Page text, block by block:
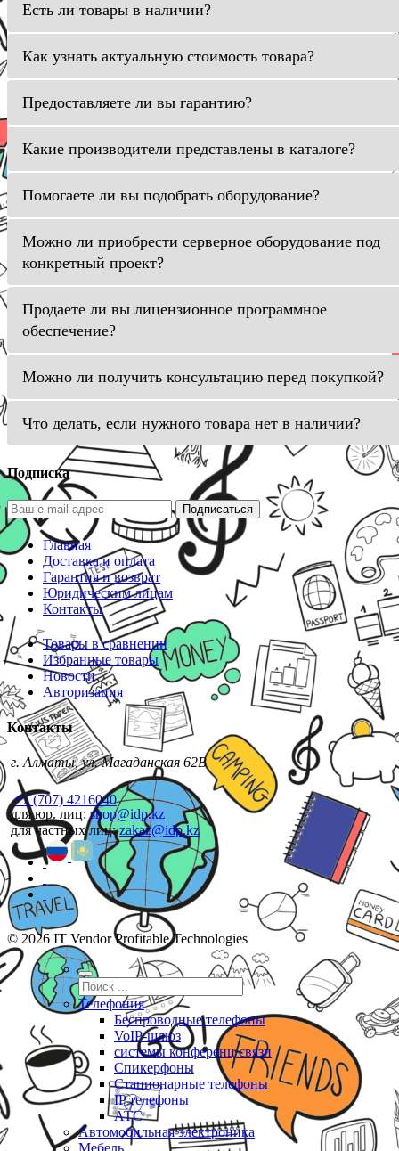
Есть ли товары в наличии?
Как узнать актуальную стоимость товара?
Предоставляете ли вы гарантию?
Какие производители представлены в каталоге?
Помогаете ли вы подобрать оборудование?
Можно ли приобрести серверное оборудование под
конкретный проект?
Продаете ли вы лицензионное программное
обеспечение?
Можно ли получить консультацию перед покупкой?
Что делать, если нужного товара нет в наличии?
Подписка
Подписаться
Главная
Доставка и оплата
Гарантия и возврат
Юридическим лицам
Контакты
Товары в сравнении
Избранные товары
Новости
Авторизация
Контакты
г. Алматы, ул. Магаданская 62В
+7 (707) 4216040
для юр. лиц:shop@idp.kz
для частных лиц:zakaz@idp.kz
© 2026 IT Vendor Profitable Technologies
Телефония
Беспроводные телефоны
VoIP-шлюз
системы конференц связи
Спикерфоны
Стационарные телефоны
IP телефоны
АТС
Автомобильная электроника
Мебель